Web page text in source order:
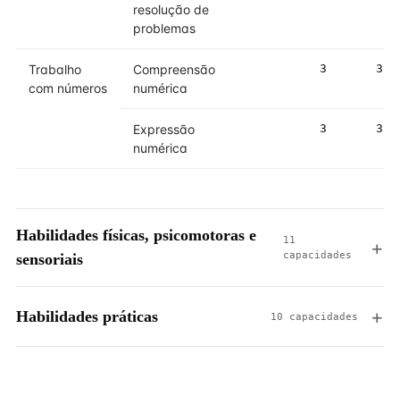
resolução de
problemas
Trabalho
com números
Compreensão
numérica
3 3
Expressão
numérica
3 3
Habilidades físicas, psicomotoras e
sensoriais
11
capacidades
Habilidades práticas 10 capacidades